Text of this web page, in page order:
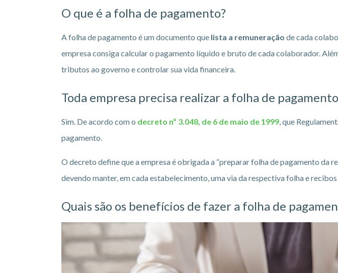
O que é a folha de pagamento?
A folha de pagamento é um documento que lista a remuneração de cada
empresa consiga calcular o pagamento líquido e bruto de cada colaborador.
tributos ao governo e controlar sua vida financeira.
Toda empresa precisa realizar a folha de
Sim. De acordo com o decreto nº 3.048, de 6 de maio de 1999, que
pagamento.
O decreto define que a empresa é obrigada a “preparar folha de pagamento da
devendo manter, em cada estabelecimento, uma via da respectiva folha e recibos
Quais são os benefícios de fazer a folha de